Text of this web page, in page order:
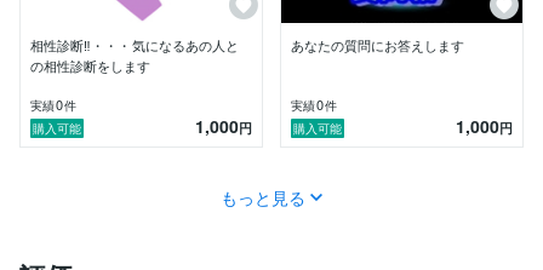
相性診断‼・・・気になるあの人と
の相性診断をします
実績0件
購入可能
1,000円
あなたの質問にお答えします
実績0件
購入可能
1,000円
もっと見る